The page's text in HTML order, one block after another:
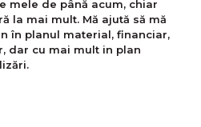
mele de până acum, chiar
la mai mult. Mă ajută să mă
în planul material, financiar,
dar cu mai mult in plan